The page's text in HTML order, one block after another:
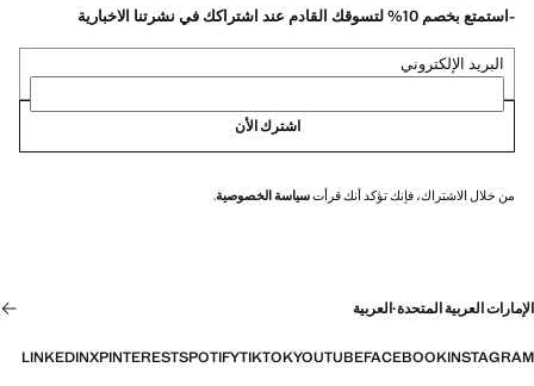
-استمتع بخصم 10% لتسوقك القادم عند اشتراكك في نشرتنا الاخبارية
البريد الإلكتروني
اشترك الأن
من خلال الاشتراك، فإنك تؤكد أنك قرأتسياسة الخصوصية.
الإمارات العربية المتحدة·العربية
INSTAGRAM
FACEBOOK
YOUTUBE
TIKTOK
SPOTIFY
PINTEREST
X
LINKEDIN